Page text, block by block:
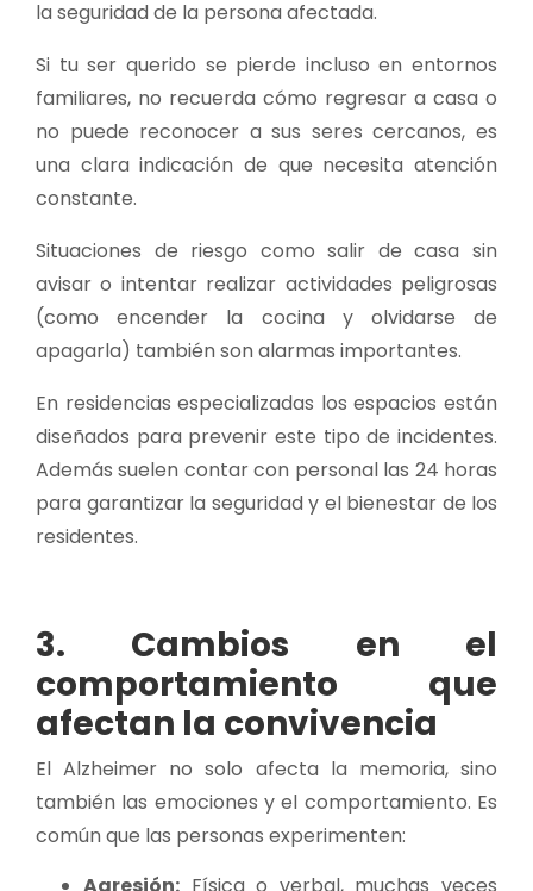
la seguridad de la persona afectada.
Si tu ser querido se pierde incluso en entornos
familiares, no recuerda cómo regresar a casa o
no puede reconocer a sus seres cercanos, es
una clara indicación de que necesita atención
constante.
Situaciones de riesgo como salir de casa sin
avisar o intentar realizar actividades peligrosas
(como encender la cocina y olvidarse de
apagarla) también son alarmas importantes.
En residencias especializadas los espacios están
diseñados para prevenir este tipo de incidentes.
Además suelen contar con personal las 24 horas
para garantizar la seguridad y el bienestar de los
residentes.
3. Cambios en el
comportamiento que
afectan la convivencia
El Alzheimer no solo afecta la memoria, sino
también las emociones y el comportamiento. Es
común que las personas experimenten: